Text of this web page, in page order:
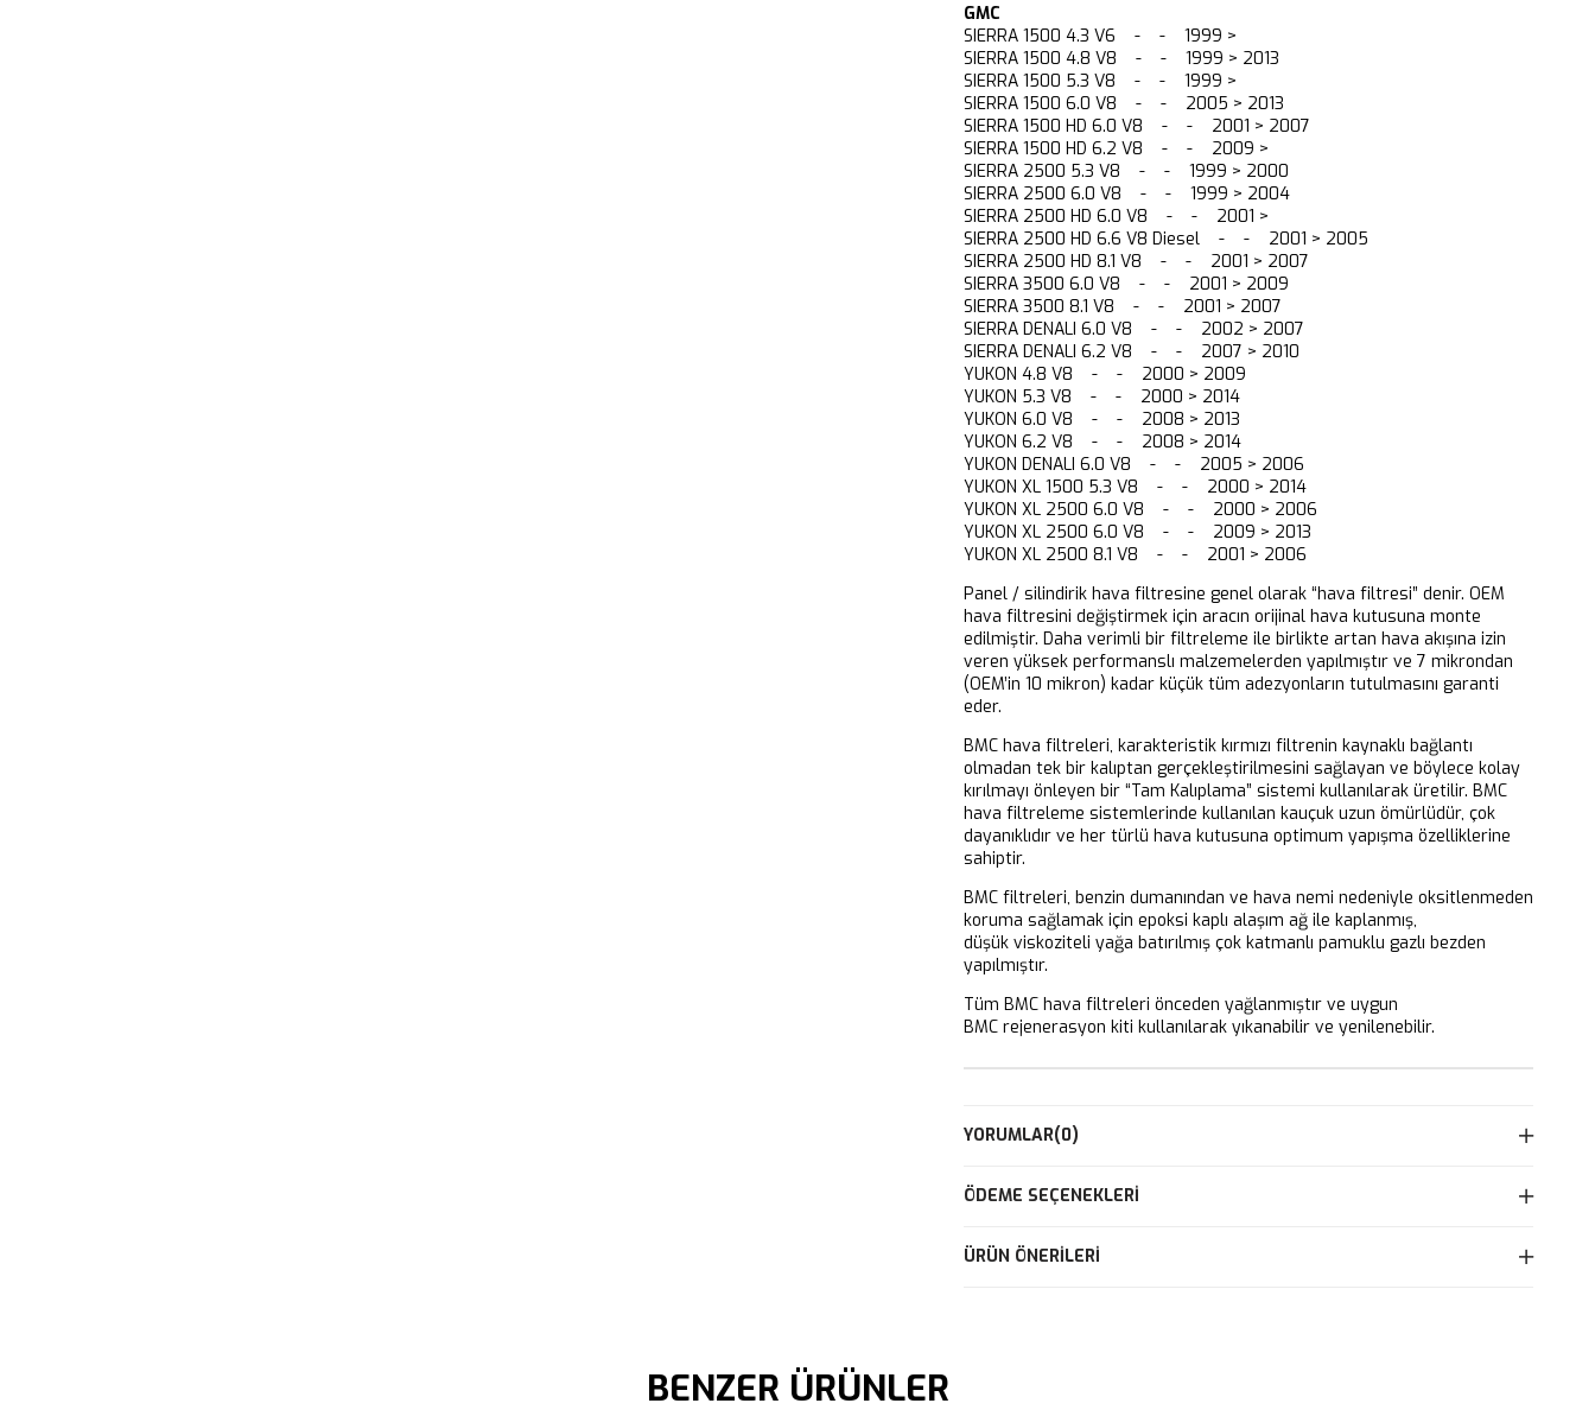
GMC
SIERRA 1500 4.3 V6 - - 1999 >
SIERRA 1500 4.8 V8 - - 1999 > 2013
SIERRA 1500 5.3 V8 - - 1999 >
SIERRA 1500 6.0 V8 - - 2005 > 2013
SIERRA 1500 HD 6.0 V8 - - 2001 > 2007
SIERRA 1500 HD 6.2 V8 - - 2009 >
SIERRA 2500 5.3 V8 - - 1999 > 2000
SIERRA 2500 6.0 V8 - - 1999 > 2004
SIERRA 2500 HD 6.0 V8 - - 2001 >
SIERRA 2500 HD 6.6 V8 Diesel - - 2001 > 2005
SIERRA 2500 HD 8.1 V8 - - 2001 > 2007
SIERRA 3500 6.0 V8 - - 2001 > 2009
SIERRA 3500 8.1 V8 - - 2001 > 2007
SIERRA DENALI 6.0 V8 - - 2002 > 2007
SIERRA DENALI 6.2 V8 - - 2007 > 2010
YUKON 4.8 V8 - - 2000 > 2009
YUKON 5.3 V8 - - 2000 > 2014
YUKON 6.0 V8 - - 2008 > 2013
YUKON 6.2 V8 - - 2008 > 2014
YUKON DENALI 6.0 V8 - - 2005 > 2006
YUKON XL 1500 5.3 V8 - - 2000 > 2014
YUKON XL 2500 6.0 V8 - - 2000 > 2006
YUKON XL 2500 6.0 V8 - - 2009 > 2013
YUKON XL 2500 8.1 V8 - - 2001 > 2006
Panel / silindirik hava filtresine genel olarak “hava filtresi” denir. OEM
hava filtresini değiştirmek için aracın orijinal hava kutusuna monte
edilmiştir. Daha verimli bir filtreleme ile birlikte artan hava akışına izin
veren yüksek performanslı malzemelerden yapılmıştır ve 7 mikrondan
(OEM’in 10 mikron) kadar küçük tüm adezyonların tutulmasını garanti
eder.
BMC hava filtreleri, karakteristik kırmızı filtrenin kaynaklı bağlantı
olmadan tek bir kalıptan gerçekleştirilmesini sağlayan ve böylece kolay
kırılmayı önleyen bir “Tam Kalıplama” sistemi kullanılarak üretilir. BMC
hava filtreleme sistemlerinde kullanılan kauçuk uzun ömürlüdür, çok
dayanıklıdır ve her türlü hava kutusuna optimum yapışma özelliklerine
sahiptir.
BMC filtreleri, benzin dumanından ve hava nemi nedeniyle oksitlenmeden
koruma sağlamak için epoksi kaplı alaşım ağ ile kaplanmış,
düşük viskoziteli yağa batırılmış çok katmanlı pamuklu gazlı bezden
yapılmıştır.
Tüm BMC hava filtreleri önceden yağlanmıştır ve uygun
BMC rejenerasyon kiti kullanılarak yıkanabilir ve yenilenebilir.
YORUMLAR(0)
ÖDEME SEÇENEKLERI
ÜRÜN ÖNERILERI
BENZER ÜRÜNLER